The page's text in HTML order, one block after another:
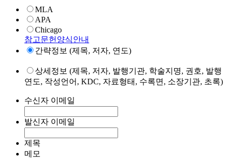
MLA
APA
Chicago
참고문헌양식안내
간략정보 (제목, 저자, 연도)
상세정보 (제목, 저자, 발행기관, 학술지명, 권호, 발행
연도, 작성언어, KDC, 자료형태, 수록면, 소장기관, 초록)
수신자 이메일
발신자 이메일
제목
메모